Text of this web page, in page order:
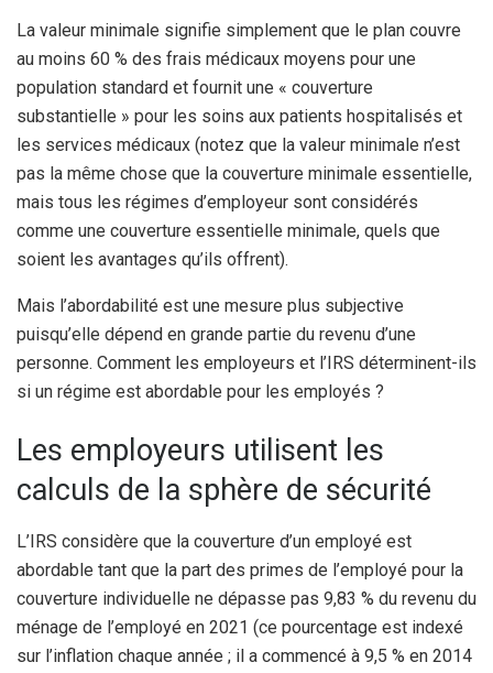
La valeur minimale signifie simplement que le plan couvre
au moins 60 % des frais médicaux moyens pour une
population standard et fournit une « couverture
substantielle » pour les soins aux patients hospitalisés et
les services médicaux (notez que la valeur minimale n’est
pas la même chose que la couverture minimale essentielle,
mais tous les régimes d’employeur sont considérés
comme une couverture essentielle minimale, quels que
soient les avantages qu’ils offrent).
Mais l’abordabilité est une mesure plus subjective
puisqu’elle dépend en grande partie du revenu d’une
personne. Comment les employeurs et l’IRS déterminent-ils
si un régime est abordable pour les employés ?
Les employeurs utilisent les
calculs de la sphère de sécurité
L’IRS considère que la couverture d’un employé est
abordable tant que la part des primes de l’employé pour la
couverture individuelle ne dépasse pas 9,83 % du revenu du
ménage de l’employé en 2021 (ce pourcentage est indexé
sur l’inflation chaque année ; il a commencé à 9,5 % en 2014